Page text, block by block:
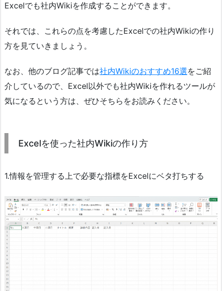
Excelでも社内Wikiを作成することができます。
それでは、これらの点を考慮したExcelでの社内Wikiの作り
方を見ていきましょう。
なお、他のブログ記事では社内Wikiのおすすめ16選をご紹
介しているので、Excel以外でも社内Wikiを作れるツールが
気になるという方は、ぜひそちらをお読みください。
Excelを使った社内Wikiの作り方
1.情報を管理する上で必要な指標をExcelにベタ打ちする